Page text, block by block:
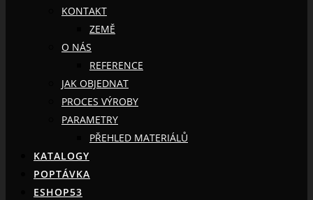
KONTAKT
ZEMĚ
O NÁS
REFERENCE
JAK OBJEDNAT
PROCES VÝROBY
PARAMETRY
PŘEHLED MATERIÁLŮ
KATALOGY
POPTÁVKA
ESHOP53